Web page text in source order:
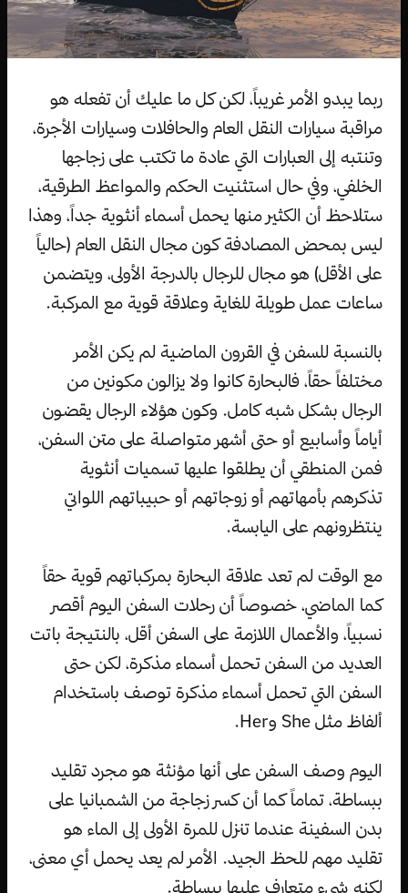
ربما يبدو الأمر غريباً، لكن كل ما عليك أن تفعله هو
مراقبة سيارات النقل العام والحافلات وسيارات الأجرة،
وتنتبه إلى العبارات التي عادة ما تكتب على زجاجها
الخلفي، وفي حال استثنيت الحكم والمواعظ الطرقية،
ستلاحظ أن الكثير منها يحمل أسماء أنثوية جداً، وهذا
ليس بمحض المصادفة كون مجال النقل العام (حالياً
على الأقل) هو مجال للرجال بالدرجة الأولى، ويتضمن
ساعات عمل طويلة للغاية وعلاقة قوية مع المركبة.
بالنسبة للسفن في القرون الماضية لم يكن الأمر
مختلفاً حقاً، فالبحارة كانوا ولا يزالون مكونين من
الرجال بشكل شبه كامل. وكون هؤلاء الرجال يقضون
أياماً وأسابيع أو حتى أشهر متواصلة على متن السفن،
فمن المنطقي أن يطلقوا عليها تسميات أنثوية
تذكرهم بأمهاتهم أو زوجاتهم أو حبيباتهم اللواتي
ينتظرونهم على اليابسة.
مع الوقت لم تعد علاقة البحارة بمركباتهم قوية حقاً
كما الماضي، خصوصاً أن رحلات السفن اليوم أقصر
نسبياً، والأعمال اللازمة على السفن أقل، بالنتيجة باتت
العديد من السفن تحمل أسماء مذكرة، لكن حتى
السفن التي تحمل أسماء مذكرة توصف باستخدام
ألفاظ مثل She وHer.
اليوم وصف السفن على أنها مؤنثة هو مجرد تقليد
ببساطة، تماماً كما أن كسر زجاجة من الشمبانيا على
بدن السفينة عندما تنزل للمرة الأولى إلى الماء هو
تقليد مهم للحظ الجيد. الأمر لم يعد يحمل أي معنى،
لكنه شيء متعارف عليها ببساطة.